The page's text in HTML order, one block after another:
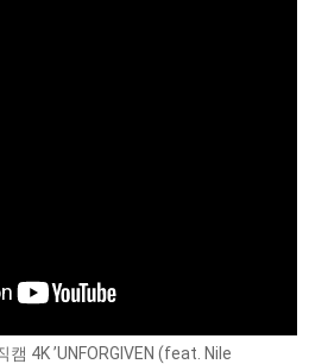
4K ’UNFORGIVEN (feat. Nile